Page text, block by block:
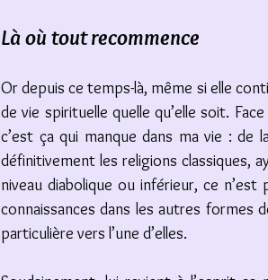
Là où tout recommence
Or depuis ce temps-là, même si elle
de vie spirituelle quelle qu’elle soit.
c’est ça qui manque dans ma vie :
définitivement les religions classiques,
niveau diabolique ou inférieur, ce
connaissances dans les autres formes
particulière vers l’une d’elles.